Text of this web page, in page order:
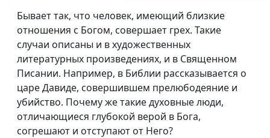
Книга Песнь Песней
Вениамин Дашкевич,
священнослужитель
Книга Екклесиаст
Вениамин Дашкевич,
священнослужитель
Книга Притчи
Вениамин Дашкевич,
священнослужитель
Книга Псалтирь
Вениамин Дашкевич,
Бывает так, что человек, имеющий близкие
отношения с Богом, совершает грех. Такие
случаи описаны и в художественных
литературных произведениях, и в Священном
Писании. Например, в Библии рассказывается о
царе Давиде, совершившем прелюбодеяние и
убийство. Почему же такие духовные люди,
отличающиеся глубокой верой в Бога,
согрешают и отступают от Него?